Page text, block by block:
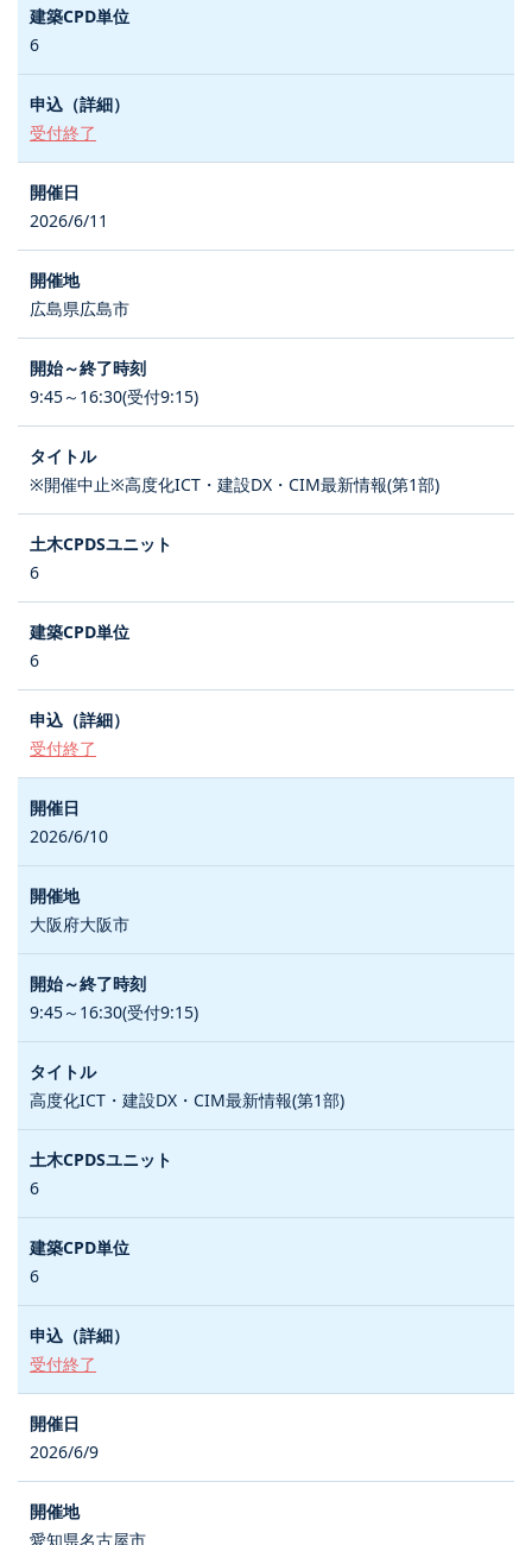
6
受付終了
2026/6/11
広島県広島市
9:45～16:30(受付9:15)
※開催中止※高度化ICT・建設DX・CIM最新情報(第1部)
6
6
受付終了
2026/6/10
大阪府大阪市
9:45～16:30(受付9:15)
高度化ICT・建設DX・CIM最新情報(第1部)
6
6
受付終了
2026/6/9
愛知県名古屋市